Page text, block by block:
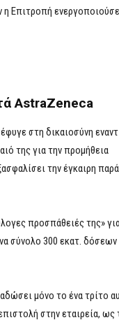
η Επιτροπή
AstraZeneca
στη δικαιοσύνη
της για την προμήθεια
την έγκαιρη
προσπάθειές της»
σύνολο 300 εκατ. δόσεων
μόνο το ένα τρίτο
στην εταιρεία, ως